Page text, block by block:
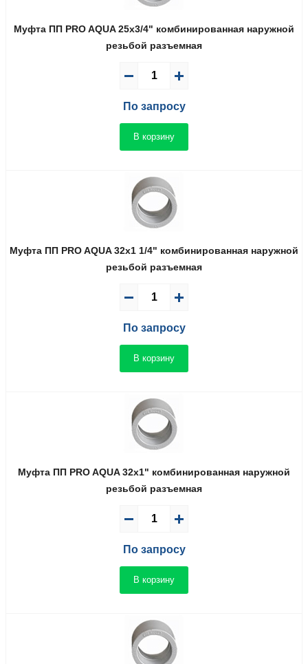
Муфта ПП PRO AQUA 25x3/4" комбинированная наружной
резьбой разъемная
По запросу
В корзину
Муфта ПП PRO AQUA 32x1 1/4" комбинированная наружной
резьбой разъемная
По запросу
В корзину
Муфта ПП PRO AQUA 32x1" комбинированная наружной
резьбой разъемная
По запросу
В корзину